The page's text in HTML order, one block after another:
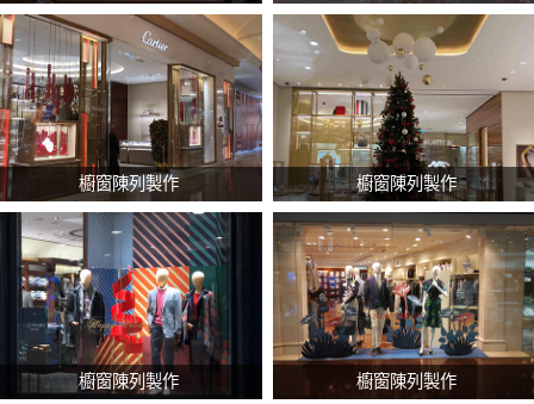
櫥窗陳列製作 櫥窗陳列製作
櫥窗陳列製作 櫥窗陳列製作